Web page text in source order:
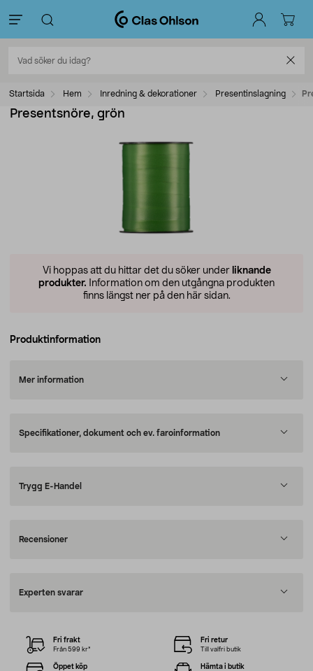
Startsida Hem Inredning & dekorationer Presentinslagning
Presentsnöre, grön
Vi hoppas att du hittar det du söker under liknande
produkter. Information om den utgångna produkten
finns längst ner på den här sidan.
Produktinformation
Mer information
Specifikationer, dokument och ev. faroinformation
Trygg E-Handel
Recensioner
Experten svarar
Fri frakt
Från 599 kr*
Fri retur
Till valfri butik
Öppet köp Hämta i butik